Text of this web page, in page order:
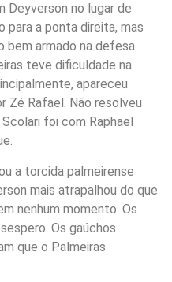
Deyverson no lugar de
para a ponta direita, mas
bem armado na defesa
teve dificuldade na
apareceu
Zé Rafael. Não resolveu
foi com Raphael
a torcida palmeirense
mais atrapalhou do que
nenhum momento. Os
Os gaúchos
que o Palmeiras